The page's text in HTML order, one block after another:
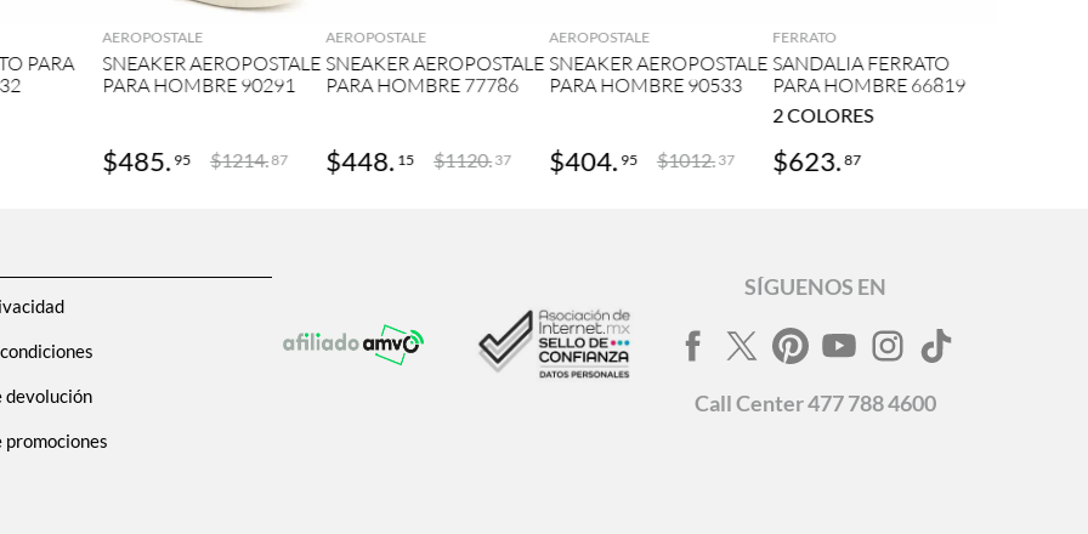
PARA
AEROPOSTALE
SNEAKER AEROPOSTALE
PARA HOMBRE 90291
$485. 95 $1214.87
AEROPOSTALE
SNEAKER AEROPOSTALE
PARA HOMBRE 77786
$448. 15 $1120. 37
AEROPOSTALE
SNEAKER AEROPOSTALE
PARA HOMBRE 90533
$404. 95 $1012. 37
FERRATO
SANDALIA FERRATO
PARA HOMBRE 66819
2COLORES
$623.87
devolución
promociones
SÍGUENOS EN
CallCenter477 788 4600